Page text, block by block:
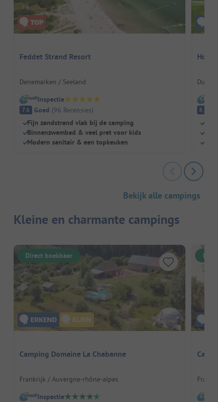
Feddet Strand Resort
Denemarken / Seeland
Inspectie
7.6 Goed (96 Recensies)
Fijn zandstrand vlak bij de camping
Binnenzwembad & veel pret voor kids
Modern sanitair & een topkeuken
8.1
Bekijk alle campings
Kleine en charmante campings
Direct boekbaar
Camping Domaine La Chabanne
Frankrijk / Auvergne-rhône-alpes
Inspectie